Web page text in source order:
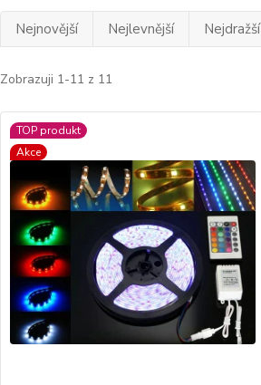
Nejnovější Nejlevnější Nejdražší
Zobrazuji 1-11 z 11
TOP produkt
Akce